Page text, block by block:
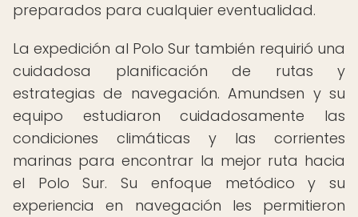
preparados para cualquier eventualidad.
La expedición al Polo Sur también requirió una
cuidadosa planificación de rutas y
estrategias de navegación. Amundsen y su
equipo estudiaron cuidadosamente las
condiciones climáticas y las corrientes
marinas para encontrar la mejor ruta hacia
el Polo Sur. Su enfoque metódico y su
experiencia en navegación les permitieron